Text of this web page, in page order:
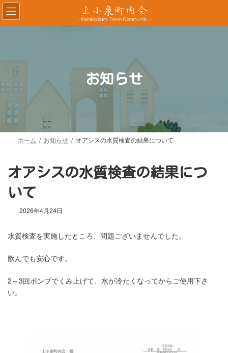
コ
ン
テ
ッ
ナ
ビ
ゲ
移
お知らせ
ホーム お知らせ オアシスの水質検査の結果について
オアシスの水質検査の結果につ
いて
2026年4月24日
水質検査を実施したところ、問題ございませんでした。
飲んでも安心です。
2～3回ポンプでくみ上げて、水が冷たくなってからご使用下さ
い。